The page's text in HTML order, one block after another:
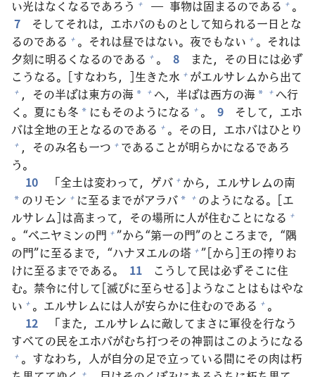
い光はなくなるであろう + ― 事物は固まるのである + 。
7
そしてそれは，エホバのものとして知られる一日 とな
るのである + 。それは昼ではない。 夜でもない + 。それは
夕刻に明るくなるのである + 。 8 また，その日には必ず
こうなる。[すなわち，]生きた水 + がエルサレムから出て
+ ，その半ばは東方の海 * + へ， 半ばは西方の海 * + へ行
く。 夏にも冬 * にもそのようになる + 。 9
そして，エホ
バは全地の王 となるのである + 。その日，エホバはひとり
+ ，そのみ名も一つ + であることが明らかになるであろ
う。
10
「全土は変わって，ゲバ + から，エルサレムの南
* のリモン + に至るまでがアラバ * + のようになる。[エ
ルサレム]は高まって，その場所に人が住むことになる +
。“ベニヤミンの門 + ”から“第一の門”のところまで，“隅
の門”に至るまで，“ハナヌエルの塔 + ”[から]王の搾りお
けに至るまでである。 11 こうして民は必ずそこに住
む。 禁令に付して[滅びに至らせる]ようなことはもはやな
い + 。エルサレムには人が安らかに住むのである + 。
12
「また，エルサレムに敵してまさに軍役を行なう
すべての民をエホバがむち打つその神罰はこのようになる
+ 。すなわち， 人が自分の足で立っている間にその肉は朽
+